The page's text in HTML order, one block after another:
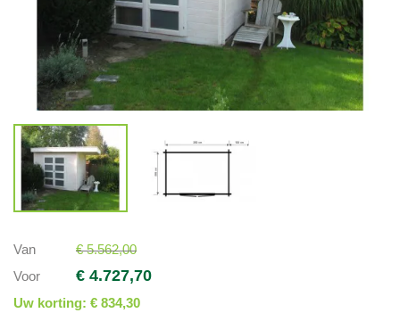
Van
€ 5.562,00
Voor
€ 4.727,70
Uw korting: € 834,30